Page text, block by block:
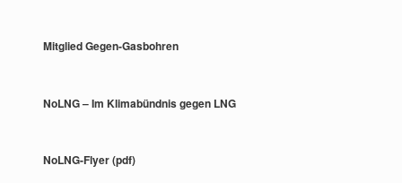
Mitglied Gegen-Gasbohren
NoLNG – Im Klimabündnis gegen LNG
NoLNG-Flyer (pdf)